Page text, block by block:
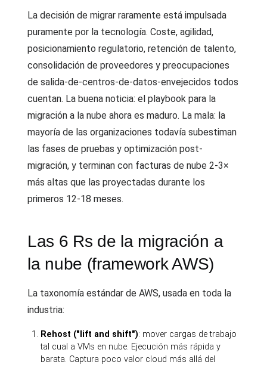
La decisión de migrar raramente está impulsada
puramente por la tecnología. Coste, agilidad,
posicionamiento regulatorio, retención de talento,
consolidación de proveedores y preocupaciones
de salida-de-centros-de-datos-envejecidos todos
cuentan. La buena noticia: el playbook para la
migración a la nube ahora es maduro. La mala: la
mayoría de las organizaciones todavía subestiman
las fases de pruebas y optimización post-
migración, y terminan con facturas de nube 2-3×
más altas que las proyectadas durante los
primeros 12-18 meses.
Las 6 Rs de la migración a
la nube (framework AWS)
La taxonomía estándar de AWS, usada en toda la
industria:
Rehost ("lift and shift"): mover cargas de trabajo
tal cual a VMs en nube. Ejecución más rápida y
barata. Captura poco valor cloud más allá del